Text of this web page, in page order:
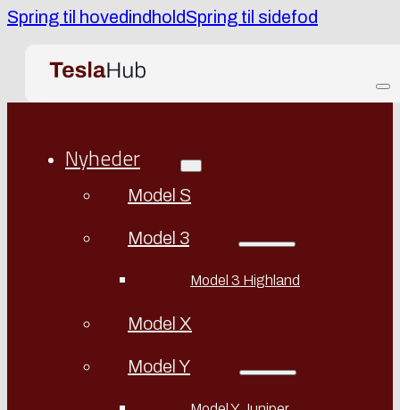
Spring til hovedindholdSpring til sidefod
Nyheder
Model S
Model 3
Model 3 Highland
Model X
Model Y